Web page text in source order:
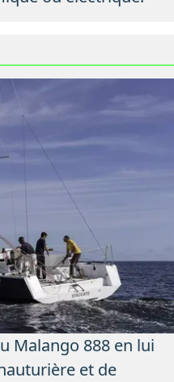
Malango 888 en lui
et de